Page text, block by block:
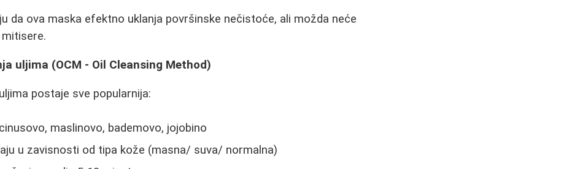
da ova maska efektno uklanja površinske nečistoće, ali možda neće
uljima (OCM - Oil Cleansing Method)
postaje sve popularnija:
maslinovo, bademovo, jojobino
u zavisnosti od tipa kože (masna/ suva/ normalna)